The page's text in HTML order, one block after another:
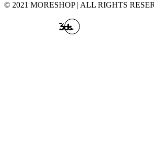
© 2021 MORESHOP | ALL RIGHTS